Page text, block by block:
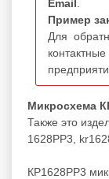
Email
Пример
Для
Микросхема
Также это
1628РР3,
КР1628РР3